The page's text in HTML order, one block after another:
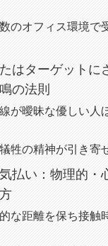
のオフィス環境で
はターゲットに
の法則
が曖昧な優しい人
牲の精神が引き寄
払い：物理的・
な距離を保ち接触